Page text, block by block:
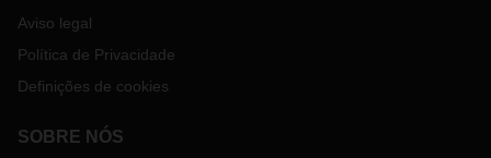
Aviso legal
Política de Privacidade
Definições de cookies
SOBRE NÓS